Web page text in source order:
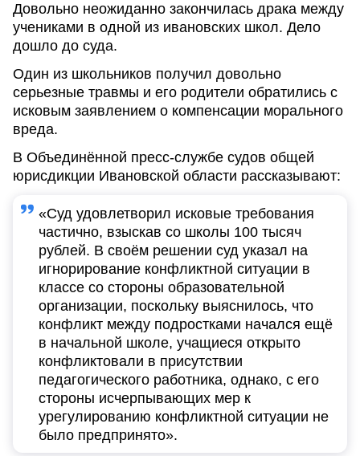
Довольно неожиданно закончилась драка между
учениками в одной из ивановских школ. Дело
дошло до суда.
Один из школьников получил довольно
серьезные травмы и его родители обратились с
исковым заявлением о компенсации морального
вреда.
В Объединённой пресс-службе судов общей
юрисдикции Ивановской области рассказывают:
«Суд удовлетворил исковые требования
частично, взыскав со школы 100 тысяч
рублей. В своём решении суд указал на
игнорирование конфликтной ситуации в
классе со стороны образовательной
организации, поскольку выяснилось, что
конфликт между подростками начался ещё
в начальной школе, учащиеся открыто
конфликтовали в присутствии
педагогического работника, однако, с его
стороны исчерпывающих мер к
урегулированию конфликтной ситуации не
было предпринято».